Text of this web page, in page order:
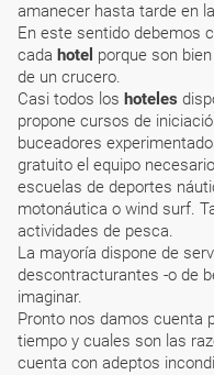
amanecer hasta tarde en
En este sentido debemos
cada hotel porque son
de un crucero.
Casi todos los hoteles
propone cursos de
buceadores
gratuito el equipo
escuelas de deportes
motonáutica o wind surf.
actividades de pesca.
La mayoría dispone de
descontracturantes -o de
imaginar.
Pronto nos damos cuenta
tiempo y cuales son las
cuenta con adeptos